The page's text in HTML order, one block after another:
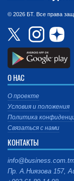
© 2026 БТ. Все права
О НАС
О проекте
Условия и положения
Политика
Связаться с нами
КОНТАКТЫ
Пр. А.Ниязова 157,